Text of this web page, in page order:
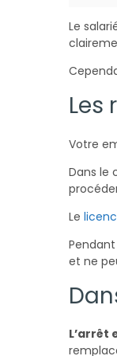
Le
Les
Votre
Dans le
Le
et ne
L’arrêt